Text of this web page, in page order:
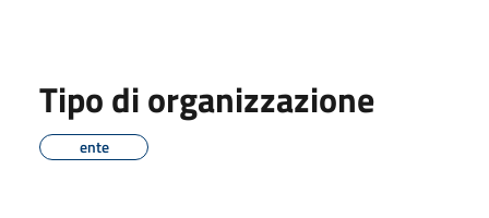
Tipo di organizzazione
ente